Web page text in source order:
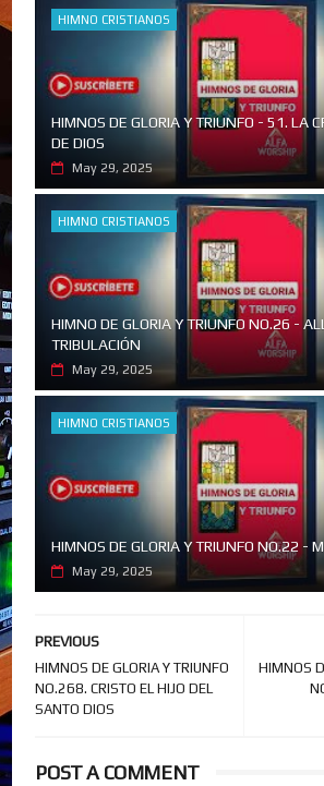
HIMNO CRISTIANOS
HIMNOS DE GLORIA Y TRIUNFO - 51. LA
DE DIOS
May 29, 2025
HIMNO CRISTIANOS
HIMNO DE GLORIA Y TRIUNFO NO.26 -
TRIBULACIÓN
May 29, 2025
HIMNO CRISTIANOS
HIMNOS DE GLORIA Y TRIUNFO NO.22 -
May 29, 2025
HIMNOS
PREVIOUS
HIMNOS DE GLORIA Y TRIUNFO
NO.268. CRISTO EL HIJO DEL
SANTO DIOS
POST A COMMENT